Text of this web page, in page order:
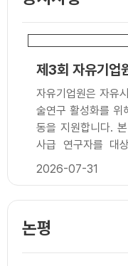
제3회 자유기업
자유기업원은 자유
술연구 활성화를 위
동을 지원합니다.
사급 연구자를 대
(Track 1) 및 석·박
을 게재(게재예정)
제학, 경영학 등 관
2026-07-31
논평